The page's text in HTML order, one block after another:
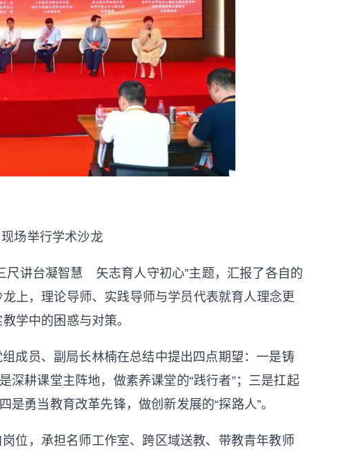
现场举行学术沙龙
尺讲台凝智慧 矢志育人守初心”主题，汇报了各自的
上，理论导师、实践导师与学员代表就育人理念更
学中的困惑与对策。
成员、副局长林楠在总结中提出四点期望：一是铸
深耕课堂主阵地，做素养课堂的“践行者”；三是扛起
是勇当教育改革先锋，做创新发展的“探路人”。
位，承担名师工作室、跨区域送教、带教青年教师